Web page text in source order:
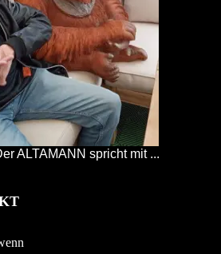
ALTAMANN spricht mit ...